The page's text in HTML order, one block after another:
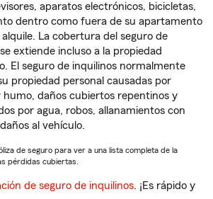
aparatos electrónicos, bicicletas,
dentro como fuera de su apartamento
La cobertura del seguro de
extiende incluso a la propiedad
El seguro de inquilinos normalmente
propiedad personal causadas por
humo, daños cubiertos repentinos y
por agua, robos, allanamientos con
al vehículo.
de seguro para ver a una lista completa de la
pérdidas cubiertas.
de seguro de inquilinos. ¡Es rápido y